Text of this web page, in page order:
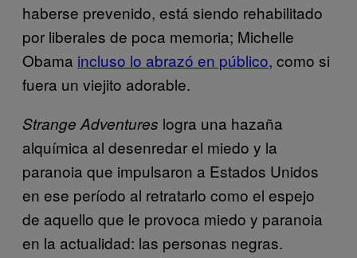
haberse prevenido, está siendo rehabilitado
por liberales de poca memoria; Michelle
Obama incluso lo abrazó en público, como si
fuera un viejito adorable.
Strange Adventures logra una hazaña
alquímica al desenredar el miedo y la
paranoia que impulsaron a Estados Unidos
en ese período al retratarlo como el espejo
de aquello que le provoca miedo y paranoia
en la actualidad: las personas negras.